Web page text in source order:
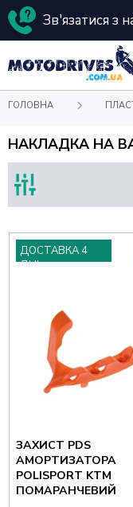
Зв'язатися з
ГОЛОВНА
НАКЛАДКА НА
ДОСТАВКА 4
ДНІ
ЗАХИСТ PDS
АМОРТИЗАТОРА
POLISPORT KTM
ПОМАРАНЧЕВИЙ